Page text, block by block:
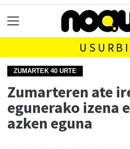
ZUMARTEK 40 URTE
Zumarteren ate
egunerako izena
azken eguna